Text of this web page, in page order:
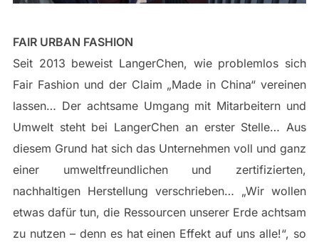
FAIR URBAN FASHION
Seit 2013 beweist LangerChen, wie problemlos sich
Fair Fashion und der Claim „Made in China“ vereinen
lassen… Der achtsame Umgang mit Mitarbeitern und
Umwelt steht bei LangerChen an erster Stelle… Aus
diesem Grund hat sich das Unternehmen voll und ganz
einer umweltfreundlichen und zertifizierten,
nachhaltigen Herstellung verschrieben… „Wir wollen
etwas dafür tun, die Ressourcen unserer Erde achtsam
zu nutzen – denn es hat einen Effekt auf uns alle!“, so